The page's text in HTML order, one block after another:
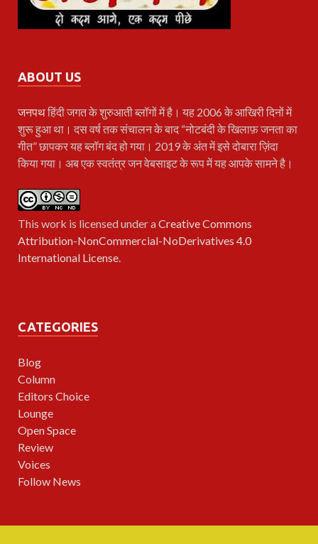
ABOUT US
जनपथहिंदी जगत के शुरुआती ब्लॉगों में है। यह 2006 के आखिरी दिनों में
शुरू हुआ था। दस वर्ष तक संचालन के बाद “नोटबंदी के खिलाफ़ जनता का
गीत” छापकर यह ब्लॉग बंद हो गया। 2019 के अंत में इसे दोबारा ज़िंदा
किया गया। अब एक स्वतंत्र जन वेबसाइट के रूप में यह आपके सामने है।
This work is licensed under aCreative Commons
Attribution-NonCommercial-NoDerivatives 4.0
International License
CATEGORIES
Blog
Column
Editors Choice
Lounge
Open Space
Review
Voices
Follow News